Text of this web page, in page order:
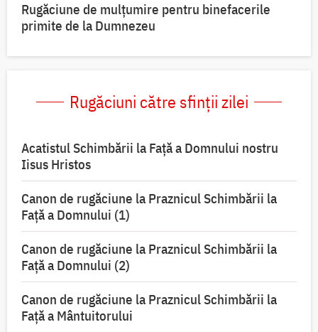
Rugăciune de mulțumire pentru binefacerile
primite de la Dumnezeu
Rugăciuni către sfinții zilei
Acatistul Schimbării la Faţă a Domnului nostru
Iisus Hristos
Canon de rugăciune la Praznicul Schimbării la
Faţă a Domnului (1)
Canon de rugăciune la Praznicul Schimbării la
Faţă a Domnului (2)
Canon de rugăciune la Praznicul Schimbării la
Față a Mântuitorului